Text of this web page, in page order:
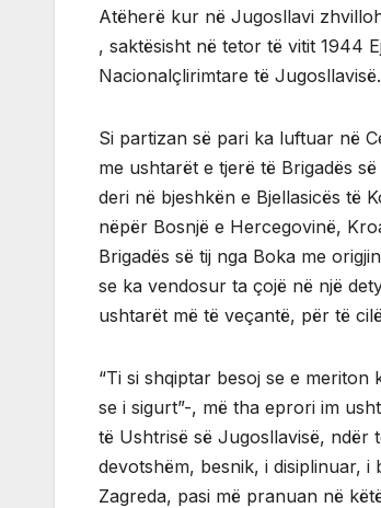
Atëherë kur në Jugosllavi
, saktësisht në tetor të vitit 1944
Nacionalçlirimtare të Jugosllavisë.
Si partizan së pari ka luftuar në
me ushtarët e tjerë të Brigadës
deri në bjeshkën e Bjellasicës të
nëpër Bosnjë e Hercegovinë,
Brigadës së tij nga Boka me
se ka vendosur ta çojë në një
ushtarët më të veçantë, për të
“Ti si shqiptar besoj se e
se i sigurt”-, më tha eprori im
të Ushtrisë së Jugosllavisë, ndër
devotshëm, besnik, i disiplinuar,
Zagreda, pasi më pranuan në